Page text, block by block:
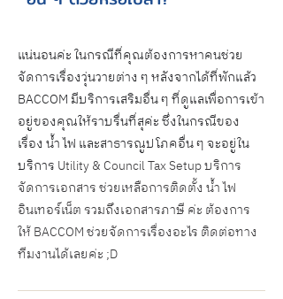
แน่นอนค่ะ ในกรณีที่คุณต้องการหาคนช่วย
จัดการเรื่องวุ่นวายต่าง ๆ หลังจากได้ที่พักแล้ว
BACCOM มีบริการเสริมอื่น ๆ ที่ดูแลเพื่อการเข้า
อยู่ของคุณให้ราบรื่นที่สุค่ะ ซึ่งในกรณีของ
เรื่อง น้ำ ไฟ และสาธารณูปโภคอื่น ๆ จะอยู่ใน
บริการ Utility & Council Tax Setup บริการ
จัดการเอกสาร ช่วยเหลือการติดตั้ง น้ำ ไฟ
อินเทอร์เน็ต รวมถึงเอกสารภาษี ค่ะ ต้องการ
ให้ BACCOM ช่วยจัดการเรื่องอะไร ติดต่อทาง
ทีมงานได้เลยค่ะ ;D